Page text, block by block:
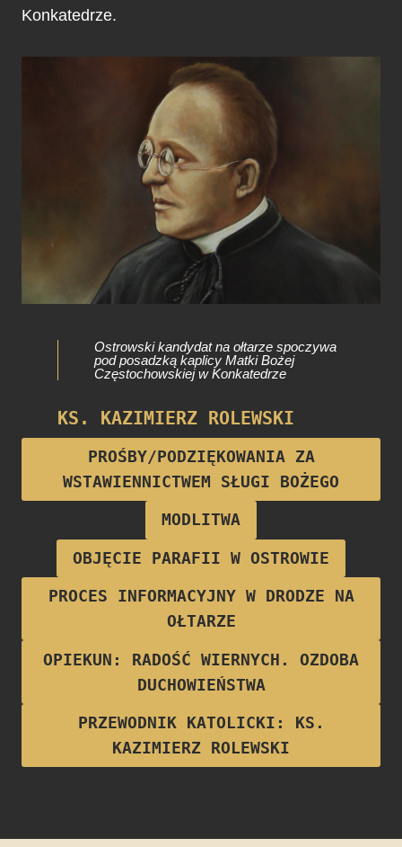
Konkatedrze.
Ostrowski kandydat na ołtarze spoczywa
pod posadzką kaplicy Matki Bożej
Częstochowskiej w Konkatedrze
KS. KAZIMIERZ ROLEWSKI
Proboszcz parafii w latach 1922-1928
PROŚBY/PODZIĘKOWANIA ZA
WSTAWIENNICTWEM SŁUGI BOŻEGO
MODLITWA
OBJĘCIE PARAFII W OSTROWIE
PROCES INFORMACYJNY W DRODZE NA
OŁTARZE
OPIEKUN: RADOŚĆ WIERNYCH. OZDOBA
DUCHOWIEŃSTWA
PRZEWODNIK KATOLICKI: KS.
KAZIMIERZ ROLEWSKI